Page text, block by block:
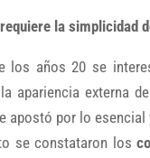
la simplicidad
los años 20 se
apariencia externa
apostó por lo
se constataron los